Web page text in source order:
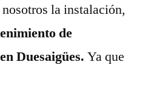
la instalación,
de
Duesaigües. Ya que